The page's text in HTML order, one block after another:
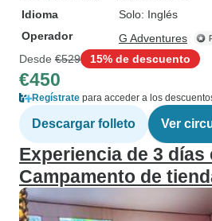
Idioma
Solo: Inglés
Operador
G Adventures
Desde €529 15% de descuento
€450
Regístrate para acceder a los
Descargar folleto Ver
Experiencia de 3 días
Campamento de